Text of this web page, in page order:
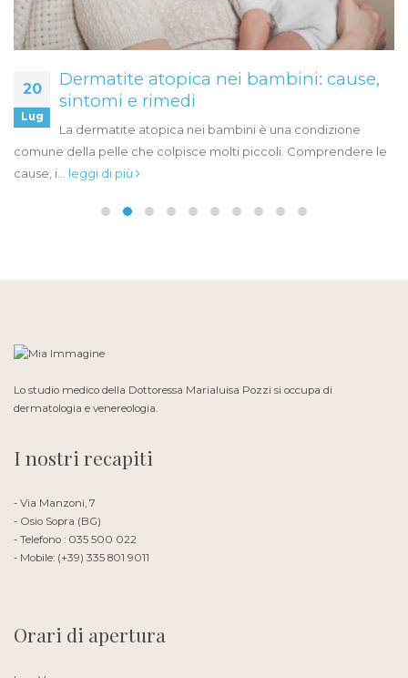
cause,
condizione
Comprendere le
08 Capillari alle gambe?
Ti capita spesso di soffrire per colpa
vene varicose? Ti sei mai chiesto
leggi di più
Lo studio medico della Dottoressa Marialuisa Pozzi si occupa di
dermatologia e venereologia.
I nostri recapiti
- Via Manzoni, 7
- Osio Sopra (BG)
- Telefono : 035 500 022
- Mobile: (+39) 335 801 9011
Orari di apertura